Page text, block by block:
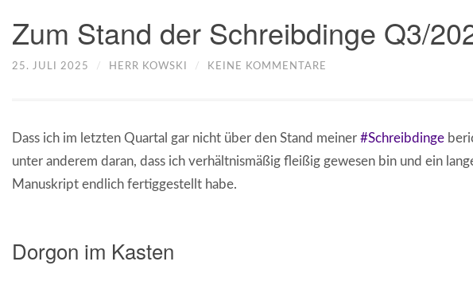
Zum Stand der Schreibdinge Q3/
25. JULI 2025 / HERR KOWSKI / KEINE KOMMENTARE
Dass ich im letzten Quartal gar nicht über den Stand meiner #Schreibdinge
unter anderem daran, dass ich verhältnismäßig fleißig gewesen bin und ein
Manuskript endlich fertiggestellt habe.
Dorgon im Kasten